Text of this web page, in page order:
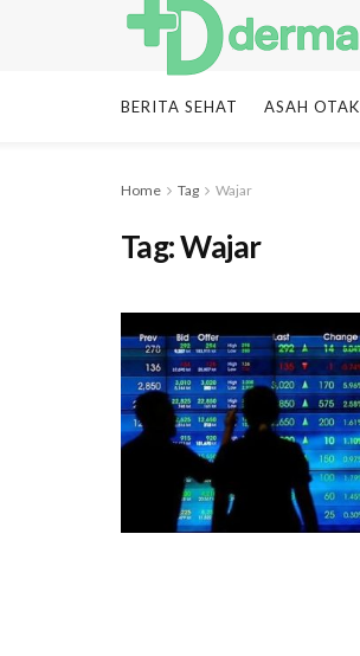
BERITA SEHAT ASAH OTAK
Home Tag Wajar
Tag:Wajar